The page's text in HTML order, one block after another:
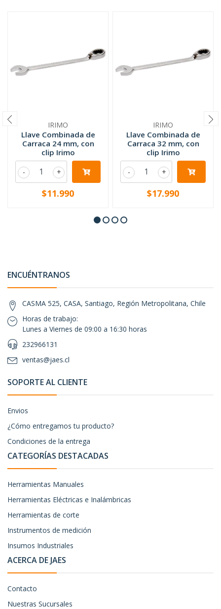
IRIMO
Llave Combinada de
Carraca 24 mm, con
clip Irimo
+
-
$11.990
IRIMO
Llave Combinada de
Carraca 32 mm, con
clip Irimo
+
-
$17.990
ENCUÉNTRANOS
CASMA 525, CASA, Santiago, Región Metropolitana, Chile
Horas de trabajo:
Lunes a Viernes de 09:00 a 16:30 horas
232966131
ventas@jaes.cl
SOPORTE AL CLIENTE
Envios
¿Cómo entregamos tu producto?
Condiciones de la entrega
CATEGORÍAS DESTACADAS
Herramientas Manuales
Herramientas Eléctricas e Inalámbricas
Herramientas de corte
Instrumentos de medición
Insumos Industriales
ACERCA DE JAES
Contacto
Nuestras Sucursales